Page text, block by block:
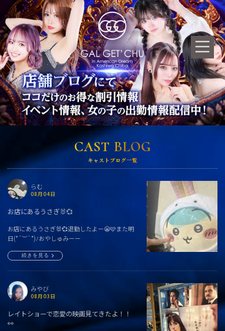
CAST BLOG
キャストブログ一覧
らむ
08月04日
お店にあるうさぎ🐰💞
お店にあるうさぎ🐰💞退勤したよー😬🩷また明
日(*´︶`*)ﾉおやしゅみーー
続きを見る
みやび
08月03日
レイトショーで恋愛の映画見てきたよ！！
👀